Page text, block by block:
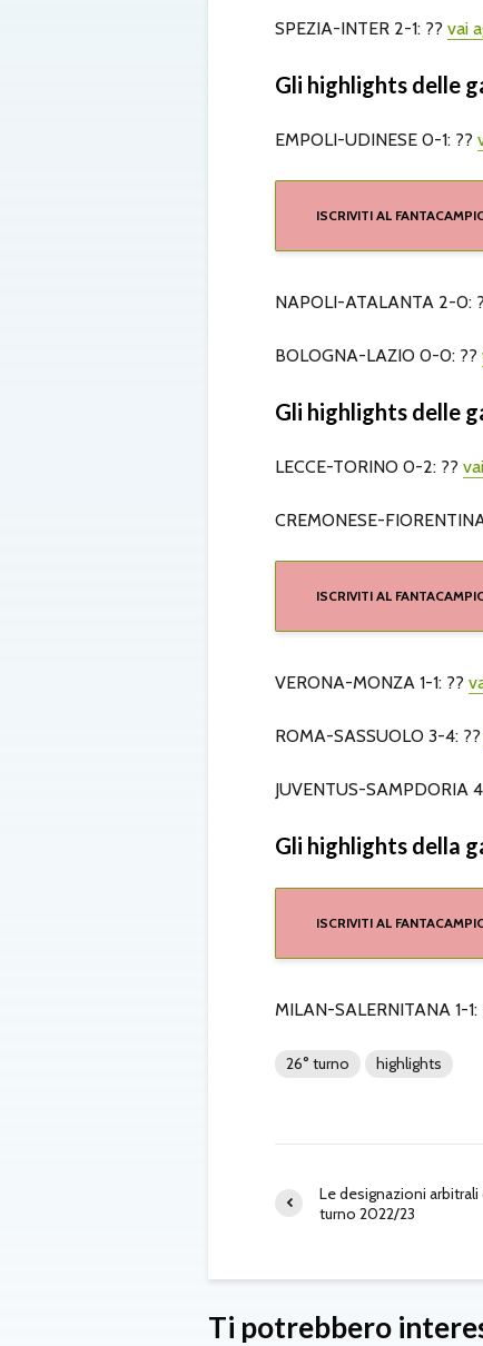
SPEZIA-INTER 2-1: ?? vai
Gli highlights delle
EMPOLI-UDINESE 0-1: ??
ISCRIVITI AL
NAPOLI-ATALANTA 2-0:
BOLOGNA-LAZIO 0-0: ??
Gli highlights delle
LECCE-TORINO 0-2: ??
CREMONESE-
ISCRIVITI AL
VERONA-MONZA 1-1: ??
ROMA-SASSUOLO 3-4: ??
JUVENTUS-SAMPDORIA
Gli highlights della
ISCRIVITI AL
MILAN-SALERNITANA 1-1:
26° turno highlights
Le designazioni arbitrali
turno 2022/23
Ti potrebbero